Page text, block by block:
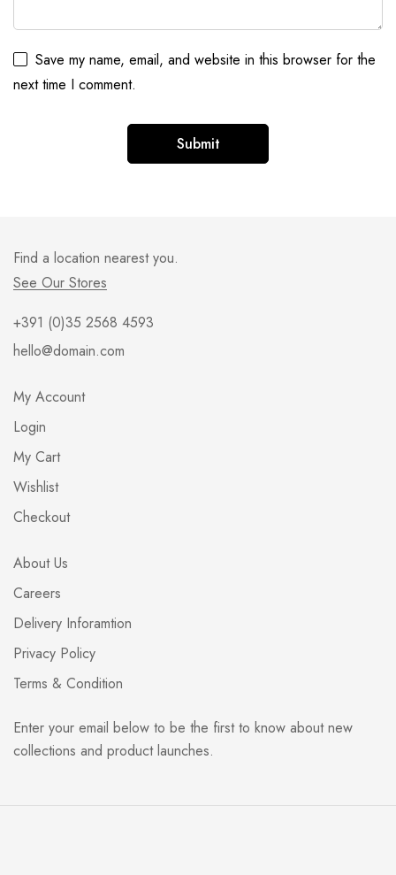
Save my name, email, and website in this browser for the
next time I comment.
Find a location nearest you.
See Our Stores
+391 (0)35 2568 4593
hello@domain.com
My Account
Login
My Cart
Wishlist
Checkout
About Us
Careers
Delivery Inforamtion
Privacy Policy
Terms & Condition
Enter your email below to be the first to know about new
collections and product launches.